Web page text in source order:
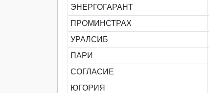
ЭНЕРГОГАРАНТ
ПРОМИНСТРАХ
УРАЛСИБ
ПАРИ
СОГЛАСИЕ
ЮГОРИЯ